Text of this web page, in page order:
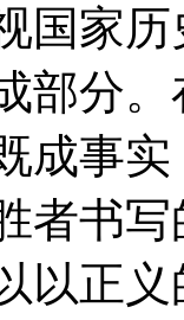
国家
部分
成事
者书
以正